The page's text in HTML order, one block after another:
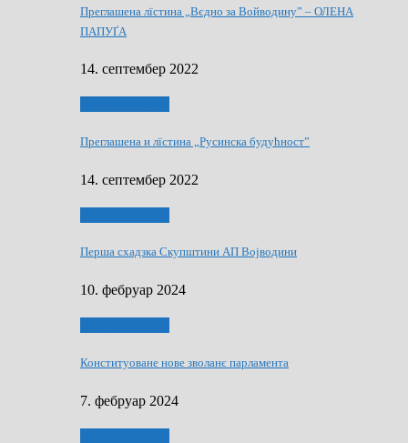
Преглашена лїстина „Вєдно за Войводину” – ОЛЕНА
ПАПУҐА
14. септембер 2022
Преглашена и лїстина „Русинска будућност”
14. септембер 2022
Перша схадзка Скупштини АП Војводини
10. фебруар 2024
Конституоване нове зволанє парламентa
7. фебруар 2024